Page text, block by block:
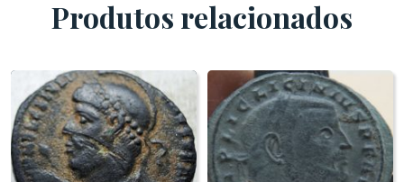
Produtos relacionados